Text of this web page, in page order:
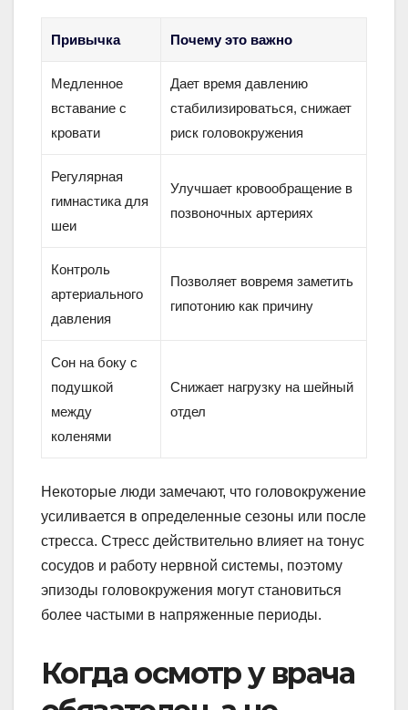
Привычка Почему это важно
Медленное
вставание с
кровати
Дает время давлению
стабилизироваться, снижает
риск головокружения
Регулярная
гимнастика для
шеи
Улучшает кровообращение в
позвоночных артериях
Контроль
артериального
давления
Позволяет вовремя заметить
гипотонию как причину
Сон на боку с
подушкой
между
коленями
Снижает нагрузку на шейный
отдел
Некоторые люди замечают, что головокружение
усиливается в определенные сезоны или после
стресса. Стресс действительно влияет на тонус
сосудов и работу нервной системы, поэтому
эпизоды головокружения могут становиться
более частыми в напряженные периоды.
Когда осмотр у врача